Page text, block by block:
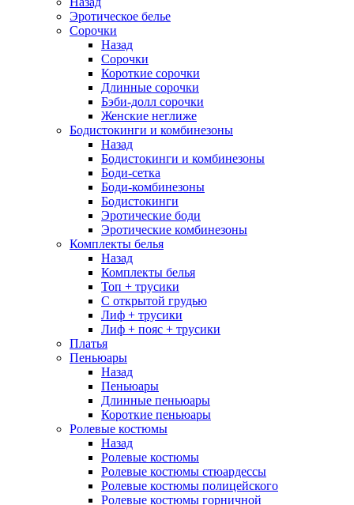
Эротическое белье
Сорочки
Назад
Сорочки
Короткие сорочки
Длинные сорочки
Бэби-долл сорочки
Женские неглиже
Бодистокинги и комбинезоны
Назад
Бодистокинги и комбинезоны
Боди-сетка
Боди-комбинезоны
Бодистокинги
Эротические боди
Эротические комбинезоны
Комплекты белья
Назад
Комплекты белья
Топ + трусики
С открытой грудью
Лиф + трусики
Лиф + пояс + трусики
Платья
Пеньюары
Назад
Пеньюары
Длинные пеньюары
Короткие пеньюары
Ролевые костюмы
Назад
Ролевые костюмы
Ролевые костюмы стюардессы
Ролевые костюмы полицейского
Ролевые костюмы горничной